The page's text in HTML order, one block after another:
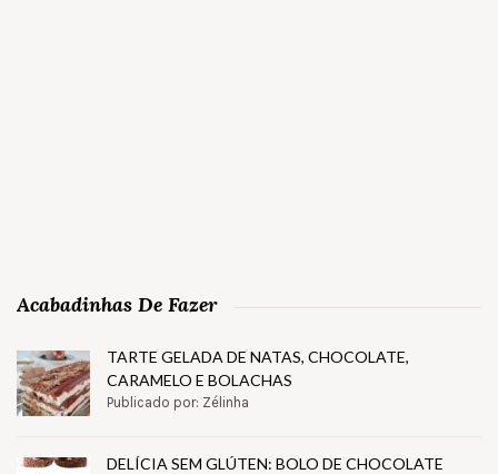
Acabadinhas De Fazer
TARTE GELADA DE NATAS, CHOCOLATE,
CARAMELO E BOLACHAS
Publicado por: Zélinha
DELÍCIA SEM GLÚTEN: BOLO DE CHOCOLATE